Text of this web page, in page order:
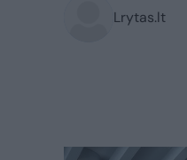
Lrytas.lt